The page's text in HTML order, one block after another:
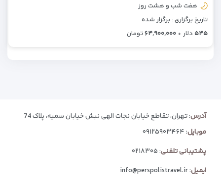
هفت شب و هشت روز
تاریخ برگزاری : برگزار شده
۵۴۵ دلار + ۶۴,۹۰۰,۰۰۰تومان
آدرس: تهران، تقاطع خیابان نجات الهی نبش خیابان سمیه، پلاک 74
موبایل:۰۹۱۲۵۹۰۳۴۶۴
پشتیبانی تلفنی:۰۲۱۸۳۰۵
ایمیل:
info@perspolistravel.ir